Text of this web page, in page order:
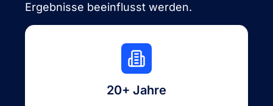
Ergebnisse beeinflusst werden.
20+ Jahre